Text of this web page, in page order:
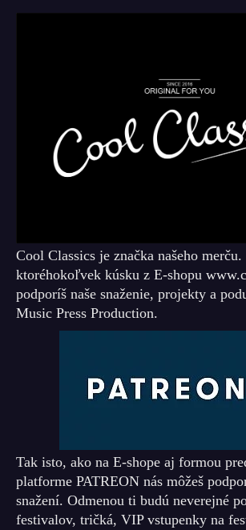
Cool Classics je značka našeho
ktoréhokoľvek kúsku z E-shopu
podporíš naše snaženie, projekty a
Music Press Production.
Tak isto, ako na E-shope aj formou
platforme PATREON nás môžeš
snažení. Odmenou ti budú neverejné
festivalov, tričká, VIP vstupenky na